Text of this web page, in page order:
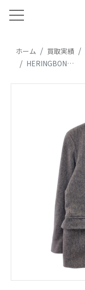
ホーム 買取実績
HERINGBONE WOOL JACKET ヘリンボーン ウール テーラードジャケット